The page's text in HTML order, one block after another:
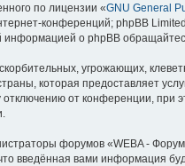
по лицензии «GNU General
конференций; phpBB
о phpBB
угрожающих,
которая предоставляет
от конференции, при
форумов «WEBA -
введённая вами информация